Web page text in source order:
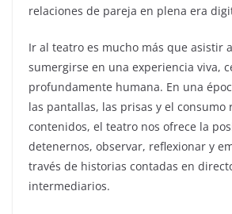
relaciones de pareja en plena era
Ir al teatro es mucho más que asistir
sumergirse en una experiencia viva,
profundamente humana. En una
las pantallas, las prisas y el consumo
contenidos, el teatro nos ofrece la
detenernos, observar, reflexionar y
través de historias contadas en
intermediarios.